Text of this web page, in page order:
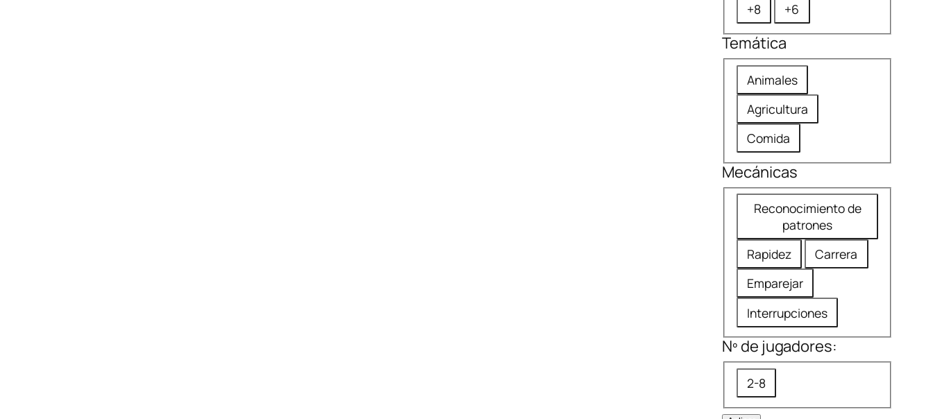
ó
n
d
a
d
r
c
o
m
e
d
d
a
+8 +6
Temática
e
m
t
i
c
Animales
Agricultura
Comida
Mecánicas
c
á
c
a
s
Reconocimiento de
patrones
Rapidez
Carrera
Emparejar
Interrupciones
Nº de jugadores:
º
2-8